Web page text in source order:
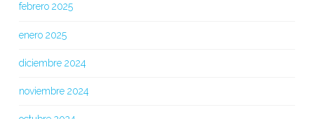
febrero 2025
enero 2025
diciembre 2024
noviembre 2024